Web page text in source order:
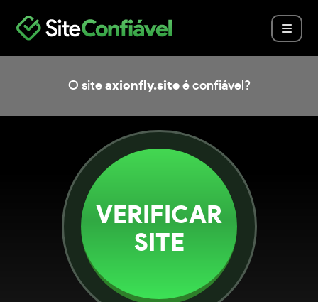
O site axionfly.siteé confiável?
VERIFICAR
SITE